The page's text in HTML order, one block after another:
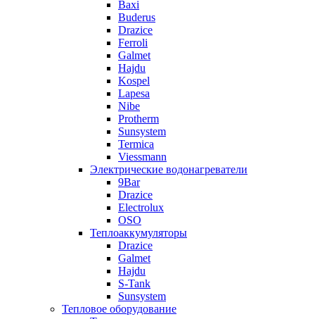
Baxi
Buderus
Drazice
Ferroli
Galmet
Hajdu
Kospel
Lapesa
Nibe
Protherm
Sunsystem
Termica
Viessmann
Электрические водонагреватели
9Bar
Drazice
Electrolux
OSO
Теплоаккумуляторы
Drazice
Galmet
Hajdu
S-Tank
Sunsystem
Тепловое оборудование